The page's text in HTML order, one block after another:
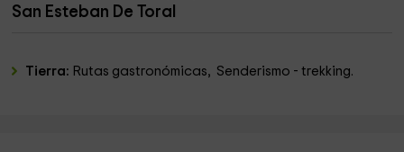
San Esteban De Toral
Tierra: Rutas gastronómicas, Senderismo - trekking.